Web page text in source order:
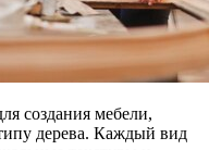
создания мебели,
дерева. Каждый вид